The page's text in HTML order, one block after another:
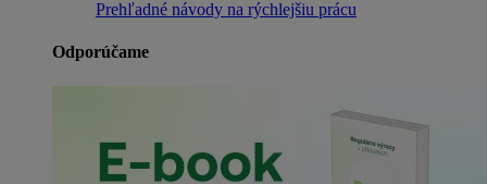
Prehľadné návody na rýchlejšiu prácu
Odporúčame